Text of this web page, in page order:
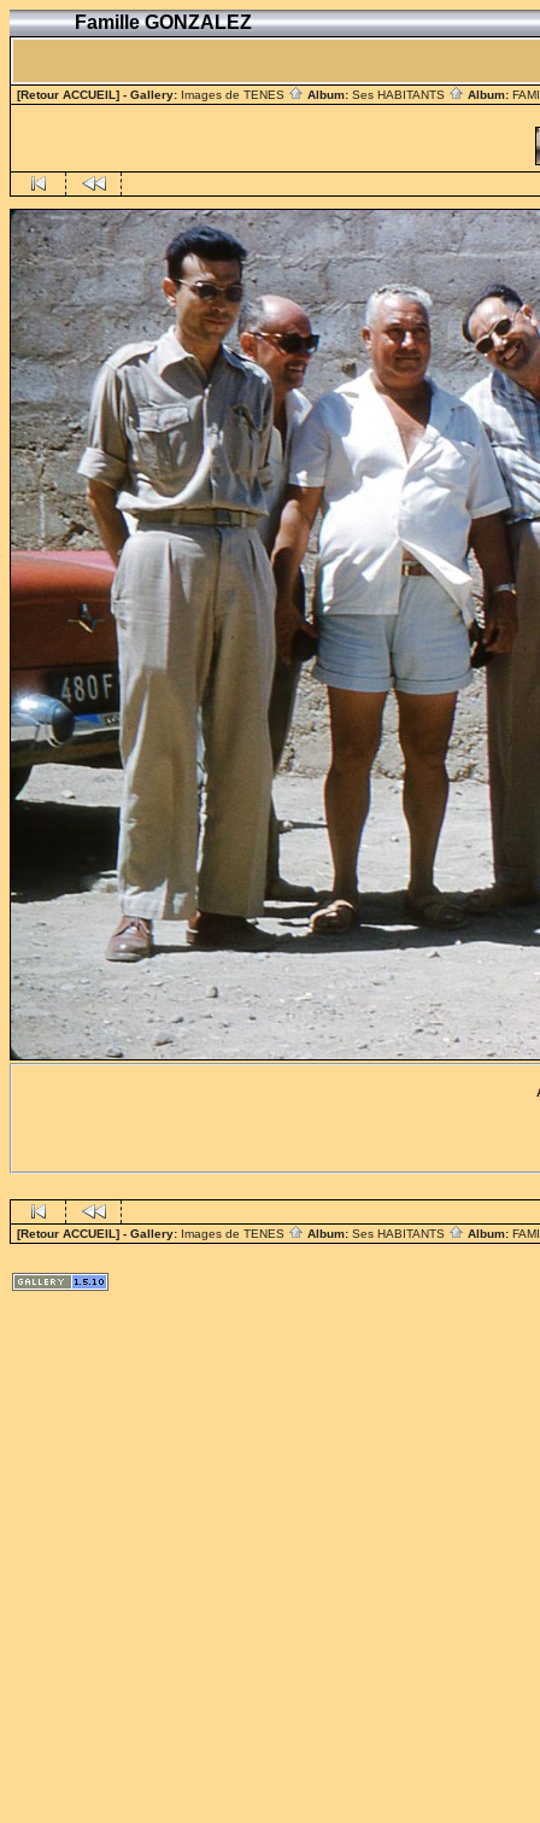
Famille GONZALEZ
[Retour ACCUEIL] - Gallery: Images de TENES Album: Ses HABITANTS Album:
[Retour ACCUEIL] - Gallery: Images de TENES Album: Ses HABITANTS Album: